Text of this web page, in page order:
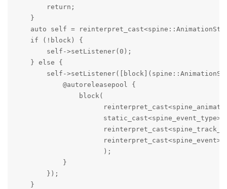
        return;
    }
auto self =
    if (!block) {
        self->setListener(0);
    } else {
self-
            @autoreleasepool {
                block(
                      );
            }
        });
    }